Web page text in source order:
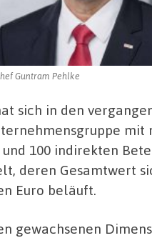
Guntram Pehlke
sich in den
mit
100 indirekten
deren Gesamtwert
Euro beläuft.
gewachsenen